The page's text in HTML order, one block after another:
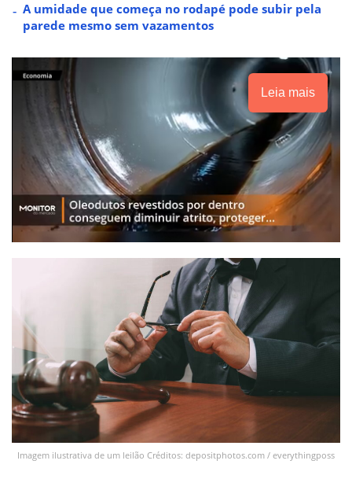
A umidade que começa no rodapé pode subir pela
parede mesmo sem vazamentos
Leia mais
Imagem ilustrativa de um leilão Créditos: depositphotos.com / everythingposs